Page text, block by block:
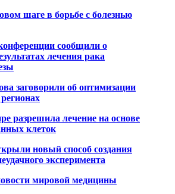
шаге в борьбе с болезнью
сообщили о
лечения рака
заговорили об оптимизации
разрешила лечение на основе
клеток
новый способ создания
эксперимента
мировой медицины